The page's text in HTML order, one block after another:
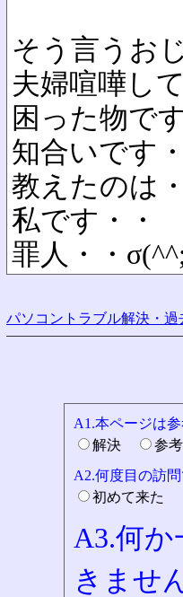
そう言うお
夫婦喧嘩し
困った物で
知合いです・
教えたのは
私です・・
罪人・・
パソコントラブル解決・過
A1.本ページは
解決
参
A2.何度目の訪問
初めて来
A3.何
きませ